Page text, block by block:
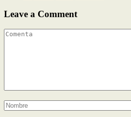
Leave a Comment